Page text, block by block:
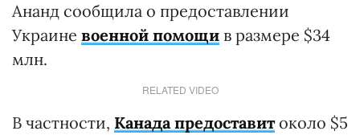
Ананд сообщила о предоставлении
Украине военной помощи в размере $34
млн.
RELATED VIDEO
В частности, Канада предоставитоколо $5